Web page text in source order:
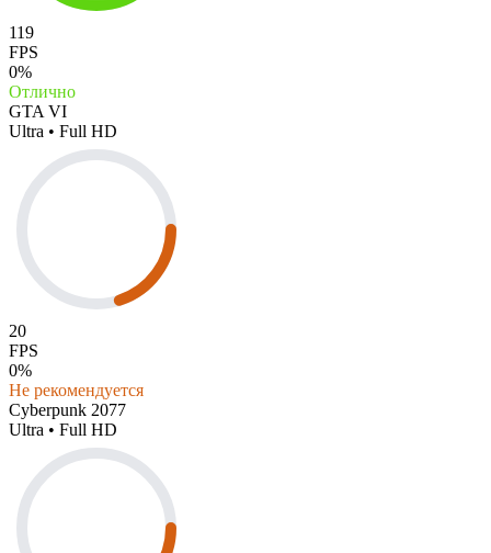
119
FPS
0%
Отлично
GTA VI
Ultra • Full HD
20
FPS
0%
Не рекомендуется
Cyberpunk 2077
Ultra • Full HD